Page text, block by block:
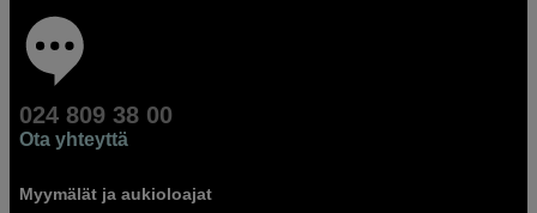
024 809 38 00
Ota yhteyttä
Myymälät ja aukioloajat